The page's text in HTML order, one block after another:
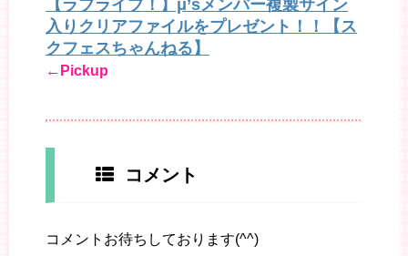
【ラブライブ！】μ’sメンバー複製サイン
入りクリアファイルをプレゼント！！【ス
クフェスちゃんねる】
←Pickup
コメント
コメントお待ちしております(^^)